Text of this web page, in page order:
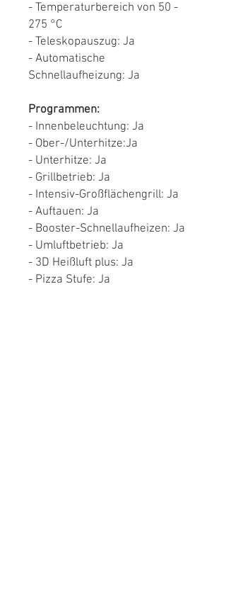
- Temperaturbereich von 50 -
275 °C
- Teleskopauszug: Ja
- Automatische
Schnellaufheizung: Ja
Programmen:
- Innenbeleuchtung: Ja
- Ober-/Unterhitze:Ja
- Unterhitze: Ja
- Grillbetrieb: Ja
- Intensiv-Großflächengrill: Ja
- Auftauen: Ja
- Booster-Schnellaufheizen: Ja
- Umluftbetrieb: Ja
- 3D Heißluft plus: Ja
- Pizza Stufe: Ja